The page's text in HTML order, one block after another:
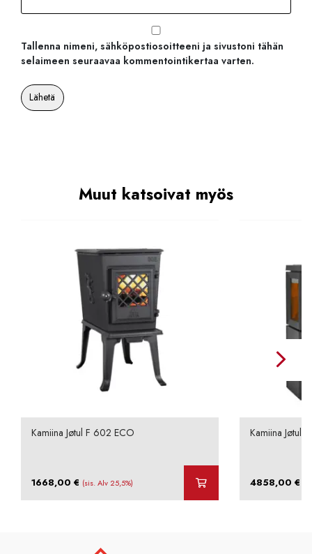
Tallenna nimeni, sähköpostiosoitteeni ja sivustoni tähän
selaimeen seuraavaa kommentointikertaa varten.
Muut katsoivat myös
Kamiina Jøtul F 602 ECO
1668,00€ (sis. Alv 25,5%)
Kamiina Jøtul
4858,00 €